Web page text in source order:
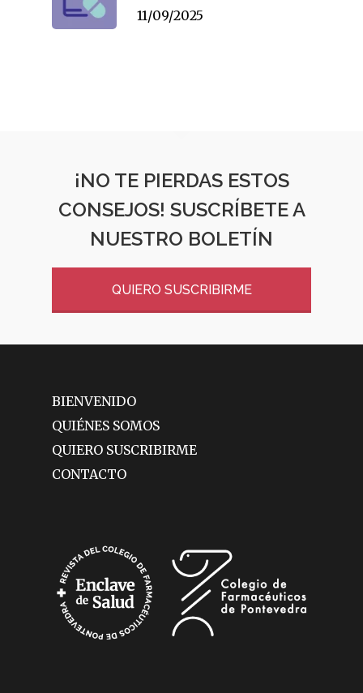
11/09/2025
¡NO TE PIERDAS ESTOS
CONSEJOS! SUSCRÍBETE A
NUESTRO BOLETÍN
QUIERO SUSCRIBIRME
BIENVENIDO
QUIÉNES SOMOS
QUIERO SUSCRIBIRME
CONTACTO